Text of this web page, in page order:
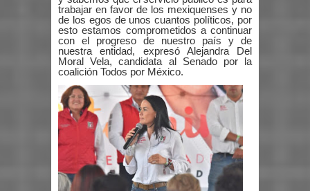
trabajar en favor de los mexiquenses y no
de los egos de unos cuantos políticos, por
esto estamos comprometidos a continuar
con el progreso de nuestro país y de
nuestra entidad, expresó Alejandra Del
Moral Vela, candidata al Senado por la
coalición Todos por México.